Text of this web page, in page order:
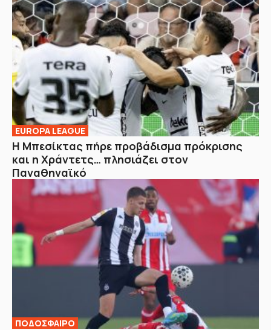
EUROPA LEAGUE
Η Μπεσίκτας πήρε προβάδισμα πρόκρισης
και η Χράντετς… πλησιάζει στον
Παναθηναϊκό
ΠΟΔΟΣΦΑΙΡΟ